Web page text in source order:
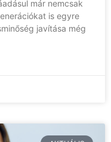
már nemcsak
is egyre
javítása még